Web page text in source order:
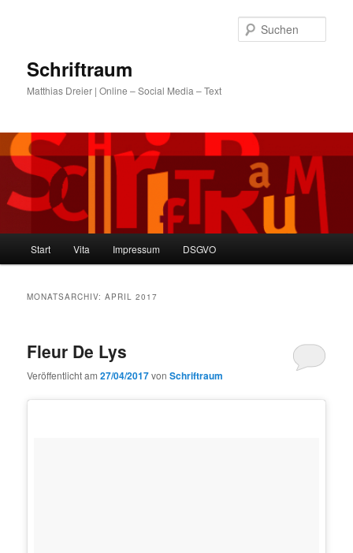
Schriftraum
Matthias Dreier | Online – Social Media – Text
Start Vita Impressum DSGVO
MONATSARCHIV:APRIL 2017
Fleur De Lys
Veröffentlicht am27/04/2017vonSchriftraum